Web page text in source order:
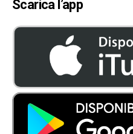
Scarica l’app